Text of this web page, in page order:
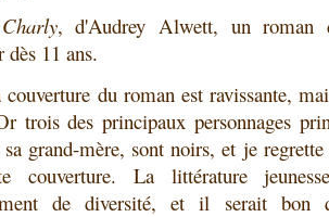
, d'Audrey Alwett, un roman
dès 11 ans.
couverture du roman est ravissante,
trois des principaux personnages
grand-mère, sont noirs, et je
couverture. La littérature
de diversité, et il serait bon